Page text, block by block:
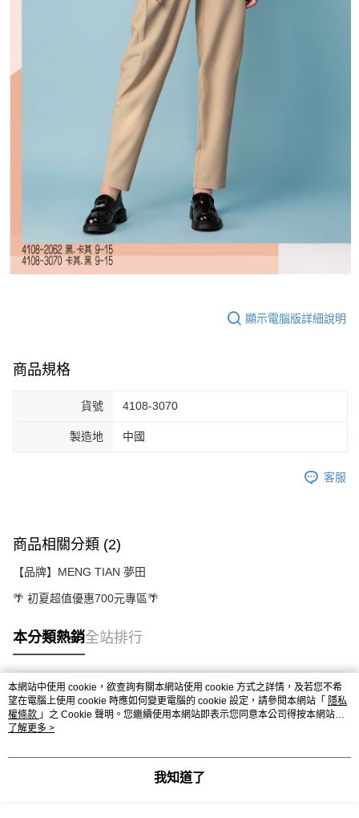
顯示電腦版詳細說明
商品規格
貨號 4108-3070
製造地 中國
客服
商品相關分類 (2)
【品牌】MENG TIAN 夢田
🌴 初夏超值優惠700元專區🌴
本分類熱銷全站排行
熱門標籤
本網站中使用 cookie，欲查詢有關本網站使用 cookie 方式之詳情，及若您不希
望在電腦上使用 cookie 時應如何變更電腦的 cookie 設定，請參閱本網站「 隱私
權條款 」之 Cookie 聲明。您繼續使用本網站即表示您同意本公司得按本網站使
用條款之 Cookie 聲明使用 cookie。
了解更多 >
我知道了